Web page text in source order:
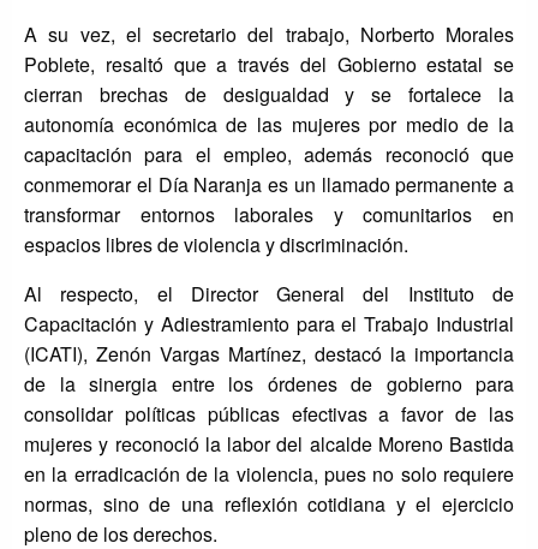
A su vez, el secretario del trabajo, Norberto Morales
Poblete, resaltó que a través del Gobierno estatal se
cierran brechas de desigualdad y se fortalece la
autonomía económica de las mujeres por medio de la
capacitación para el empleo, además reconoció que
conmemorar el Día Naranja es un llamado permanente a
transformar entornos laborales y comunitarios en
espacios libres de violencia y discriminación.
Al respecto, el Director General del Instituto de
Capacitación y Adiestramiento para el Trabajo Industrial
(ICATI), Zenón Vargas Martínez, destacó la importancia
de la sinergia entre los órdenes de gobierno para
consolidar políticas públicas efectivas a favor de las
mujeres y reconoció la labor del alcalde Moreno Bastida
en la erradicación de la violencia, pues no solo requiere
normas, sino de una reflexión cotidiana y el ejercicio
pleno de los derechos.